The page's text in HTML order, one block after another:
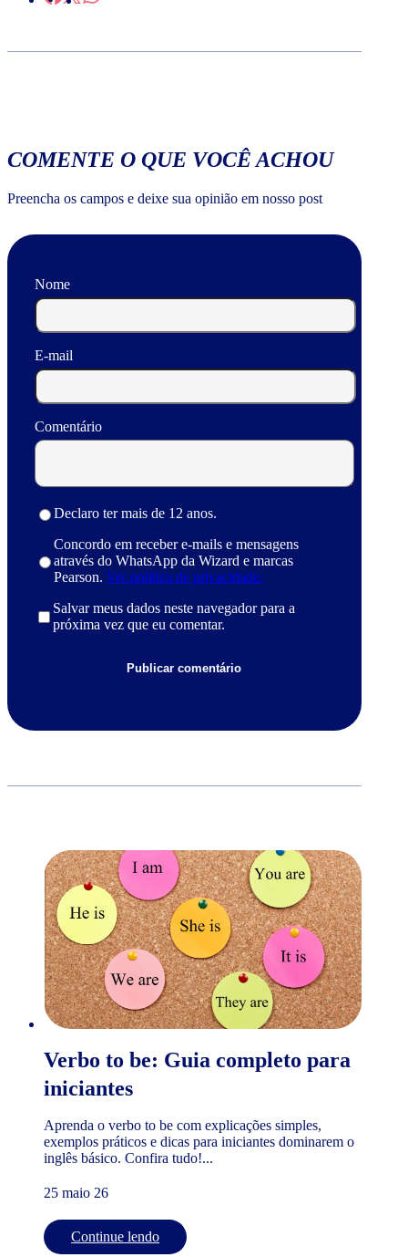
COMENTE O QUE VOCÊ ACHOU
Preencha os campos e deixe sua opinião em nosso post
Nome
E-mail
Comentário
Declaro ter mais de 12 anos.
Concordo em receber e-mails e mensagens
através do WhatsApp da Wizard e marcas
Pearson. Ver política de privacidade.
Salvar meus dados neste navegador para a
próxima vez que eu comentar.
Verbo to be: Guia completo para
iniciantes
Aprenda o verbo to be com explicações simples,
exemplos práticos e dicas para iniciantes dominarem o
inglês básico. Confira tudo!...
25 maio 26
Continue lendo